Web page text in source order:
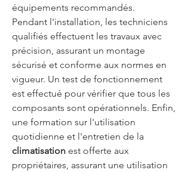
équipements recommandés.
Pendant l'installation, les techniciens
qualifiés effectuent les travaux avec
précision, assurant un montage
sécurisé et conforme aux normes en
vigueur. Un test de fonctionnement
est effectué pour vérifier que tous les
composants sont opérationnels. Enfin,
une formation sur l'utilisation
quotidienne et l'entretien de la
climatisation est offerte aux
propriétaires, assurant une utilisation